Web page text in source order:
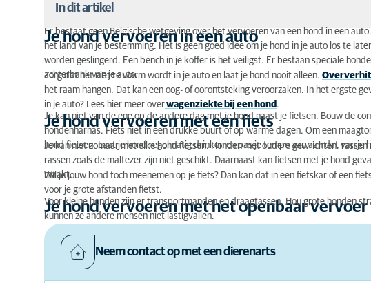
In dit artikel
Je hond vervoeren in een auto
Je hond vervoeren met een fiets
Je hond vervoeren met het openbaar vervoer
Je hond vervoeren in een auto
Er bestaat geen Belgische wetgeving over het vervoeren van een hond in een
het land van je bestemming. Het is geen goed idee om je hond in je auto los te
worden geslingerd. Een bench in je koffer is het veiligst. Er bestaan speciale
achterbank van je auto.
Zorg dat het niet te warm wordt in je auto en laat je hond nooit alleen.
het raam hangen. Dat kan een oog- of oorontsteking veroorzaken. In het ergste
in je auto? Lees hier meer overwagenziekte bij een hond .
Je hond vervoeren met een fiets
Je kan niet van de ene op de andere dag met je hond naast je fietsen. Bouw de
hondenharnas. Fiets niet in een drukke buurt of op warme dagen. Om een
hond fietsen. Laat je hond regelmatig drinken en pas je tempo aan aan dat van je
Je kan niet zomaar met elke hond fietsen. Honden met oudere gewrichten,
rassen zoals de maltezer zijn niet geschikt. Daarnaast kan fietsen met je hond
maakt.
Wil je jouw hond toch meenemen op je fiets? Dan kan dat in een fietskar of een
voor je grote afstanden fietst.
Je hond vervoeren met het openbaar vervoer
Voor kleine honden zijn er transportmanden en draagtassen. Hou grote honden
kunnen ze andere mensen niet lastigvallen.
Neem contact op met een dierenarts